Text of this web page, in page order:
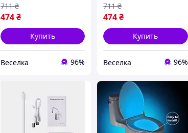
474₴
711 ₴
Купить
Веселка 96%
474₴
711 ₴
Купить
Веселка 96%